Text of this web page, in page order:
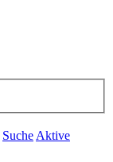
Suche Aktive